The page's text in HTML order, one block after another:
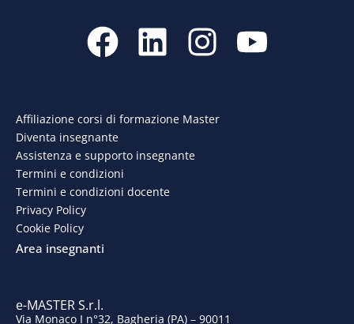
F
a
e
b
o
k
L
i
k
e
d
I
n
t
Y
o
Affiliazione corsi di formazione Master
Diventa insegnante
Assistenza e supporto insegnante
Termini e condizioni
Termini e condizioni docente
Privacy Policy
Cookie Policy
Area insegnanti
e-MASTER S.r.l.
Via Monaco I n°32, Bagheria (PA) – 90011